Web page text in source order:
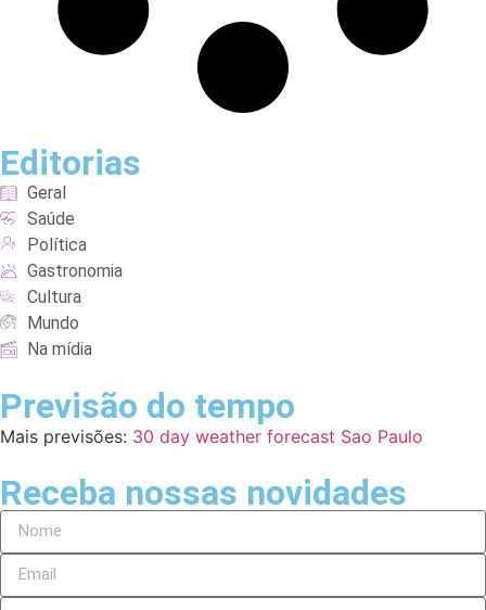
Editorias
Geral
Saúde
Política
Gastronomia
Cultura
Mundo
Na mídia
Previsão do tempo
Mais previsões: 30 day weather forecast Sao Paulo
Receba nossas novidades